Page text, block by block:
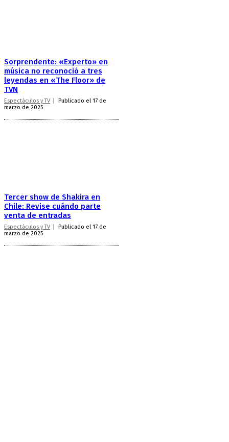
Sorprendente: «Experto» en
música no reconoció a tres
leyendas en «The Floor» de
TVN
Espectáculos y TV
Publicado el 17 de
marzo de 2025
Tercer show de Shakira en
Chile: Revise cuándo parte
venta de entradas
Espectáculos y TV
Publicado el 17 de
marzo de 2025